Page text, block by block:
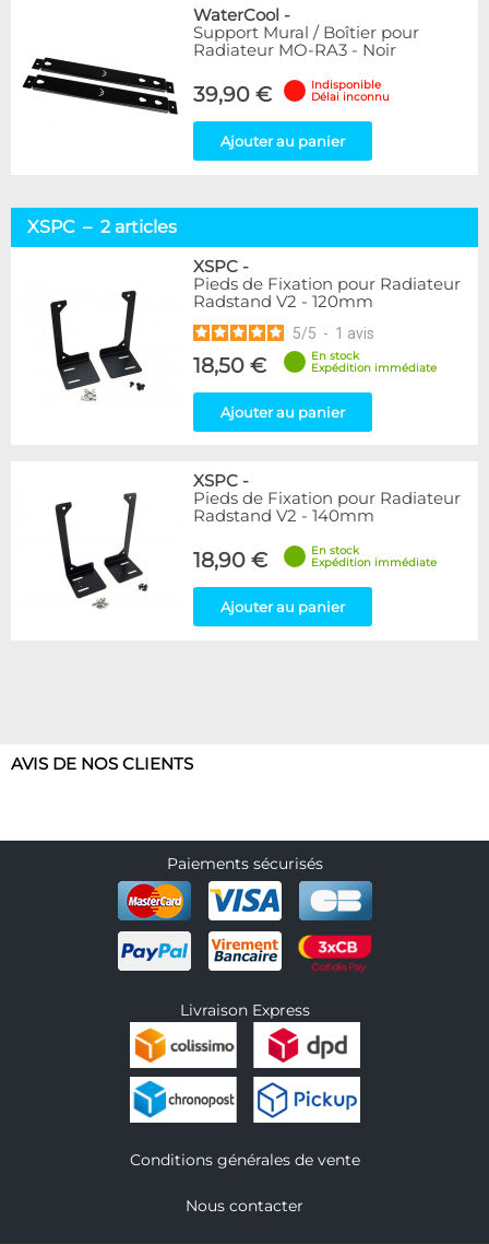
WaterCool -
Support Mural / Boîtier pour
Radiateur MO-RA3 - Noir
39,90 €
Indisponible
Délai inconnu
Ajouter au panier
XSPC – 2 articles
XSPC -
Pieds de Fixation pour Radiateur
Radstand V2 - 120mm
5/5 - 1 avis
18,50 €
En stock
Expédition immédiate
Ajouter au panier
XSPC -
Pieds de Fixation pour Radiateur
Radstand V2 - 140mm
18,90 €
En stock
Expédition immédiate
Ajouter au panier
AVIS DE NOS CLIENTS
Paiements sécurisés
Livraison Express
Conditions générales de vente
Nous contacter